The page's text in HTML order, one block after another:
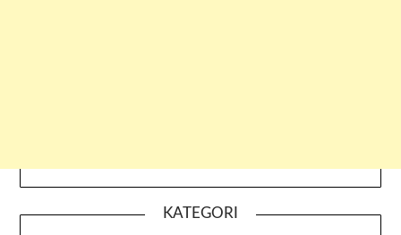
KATEGORI